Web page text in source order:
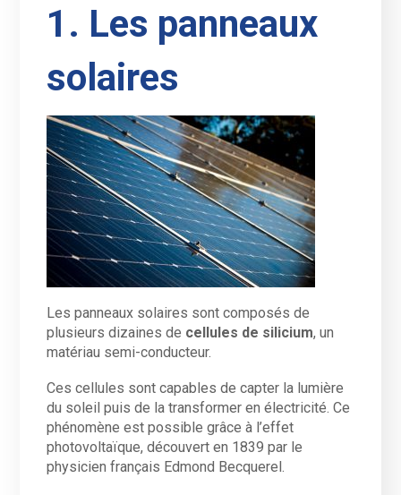
1. Les panneaux
solaires
Les panneaux solaires sont composés de
plusieurs dizaines de cellules de silicium, un
matériau semi-conducteur.
Ces cellules sont capables de capter la lumière
du soleil puis de la transformer en électricité. Ce
phénomène est possible grâce à l’effet
photovoltaïque, découvert en 1839 par le
physicien français Edmond Becquerel.